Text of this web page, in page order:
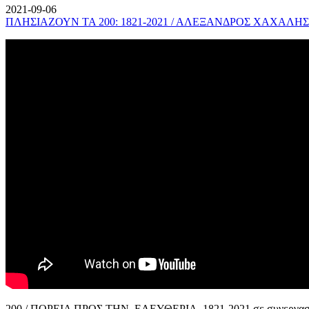
2021-09-06
ΠΛΗΣΙΑΖΟΥΝ ΤΑ 200: 1821-2021 / ΑΛΕΞΑΝΔΡΟΣ ΧΑΧΑΛΗΣ